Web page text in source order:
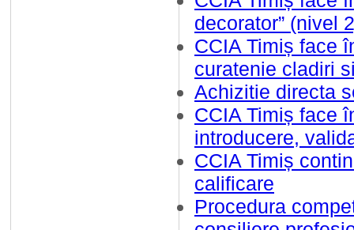
decorator” (nivel
CCIA Timiș face
curatenie cladiri
Achizitie directa
CCIA Timiș face
introducere,
CCIA Timiș
calificare
Procedura